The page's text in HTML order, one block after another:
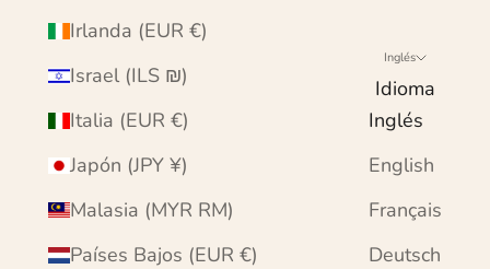
Irlanda (EUR €)
Israel (ILS ₪)
Italia (EUR €)
Japón (JPY ¥)
Malasia (MYR RM)
Países Bajos (EUR €)
Inglés
Idioma
Inglés
English
Français
Deutsch